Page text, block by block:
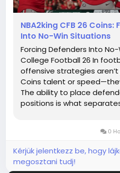
NBA2king CFB 26
Into No-Win Situations
Forcing Defenders Into
College Football 26 In
offensive strategies aren’t
Coins talent or
The ability to place
positions is what
0
Kérjük jelentkezz be, hogy
megosztani tudj!